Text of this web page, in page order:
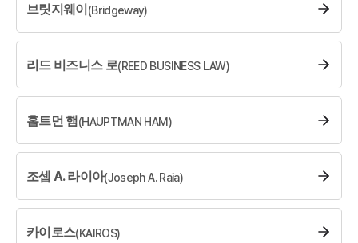
대륜법률상담예약
대륜법률상담예약
브릿지웨이(Bridgeway)
리드 비즈니스 로(REED BUSINESS LAW)
홉트먼 햄(HAUPTMAN HAM)
조셉 A. 라이아(Joseph A. Raia)
카이로스(KAIROS)